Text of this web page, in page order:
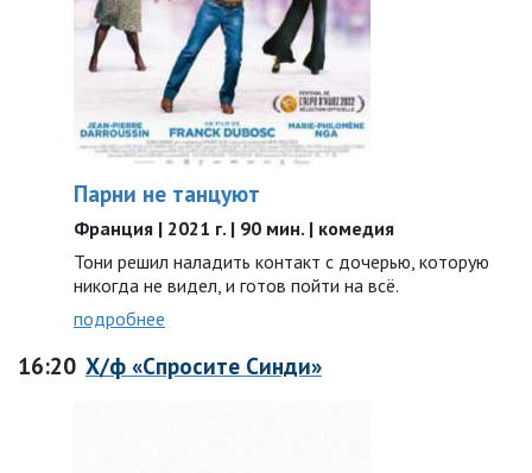
Парни не танцуют
Франция | 2021 г. | 90 мин. | комедия
Тони решил наладить контакт с дочерью, которую
никогда не видел, и готов пойти на всё.
подробнее
16:20 Х/ф «Спросите Синди»